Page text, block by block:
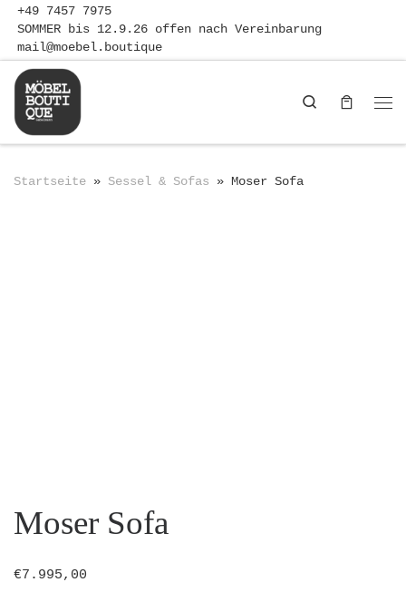
Zum Inhalt springen
+49 7457 7975
SOMMER bis 12.9.26 offen nach Vereinbarung
mail@moebel.boutique
Search
Startseite » Sessel & Sofas » Moser Sofa
Moser Sofa
€7.995,00